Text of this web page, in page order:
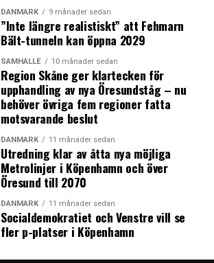
DANMARK 9 månader sedan
”Inte längre realistiskt” att Fehmarn
Bält-tunneln kan öppna 2029
SAMHÄLLE 10 månader sedan
Region Skåne ger klartecken för
upphandling av nya Öresundståg – nu
behöver övriga fem regioner fatta
motsvarande beslut
DANMARK 11 månader sedan
Utredning klar av åtta nya möjliga
Metrolinjer i Köpenhamn och över
Öresund till 2070
DANMARK 11 månader sedan
Socialdemokratiet och Venstre vill se
fler p-platser i Köpenhamn